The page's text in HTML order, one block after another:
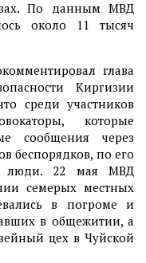
По данным МВД
около 11 тысяч
глава
Киргизии
среди участников
которые
сообщения через
беспорядков, по его
люди. 22 мая МВД
семерых местных
в погроме и
в общежитии, а
цех в Чуйской